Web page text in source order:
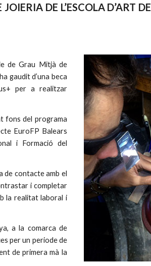
DE L’ESCOLA D’ART DE
de Grau Mitjà de
gaudit d’una beca
per a realitzar
fons del programa
EuroFP Balears
i Formació del
de contacte amb el
i completar
la realitat laboral i
a la comarca de
per un periode de
de primera mà la